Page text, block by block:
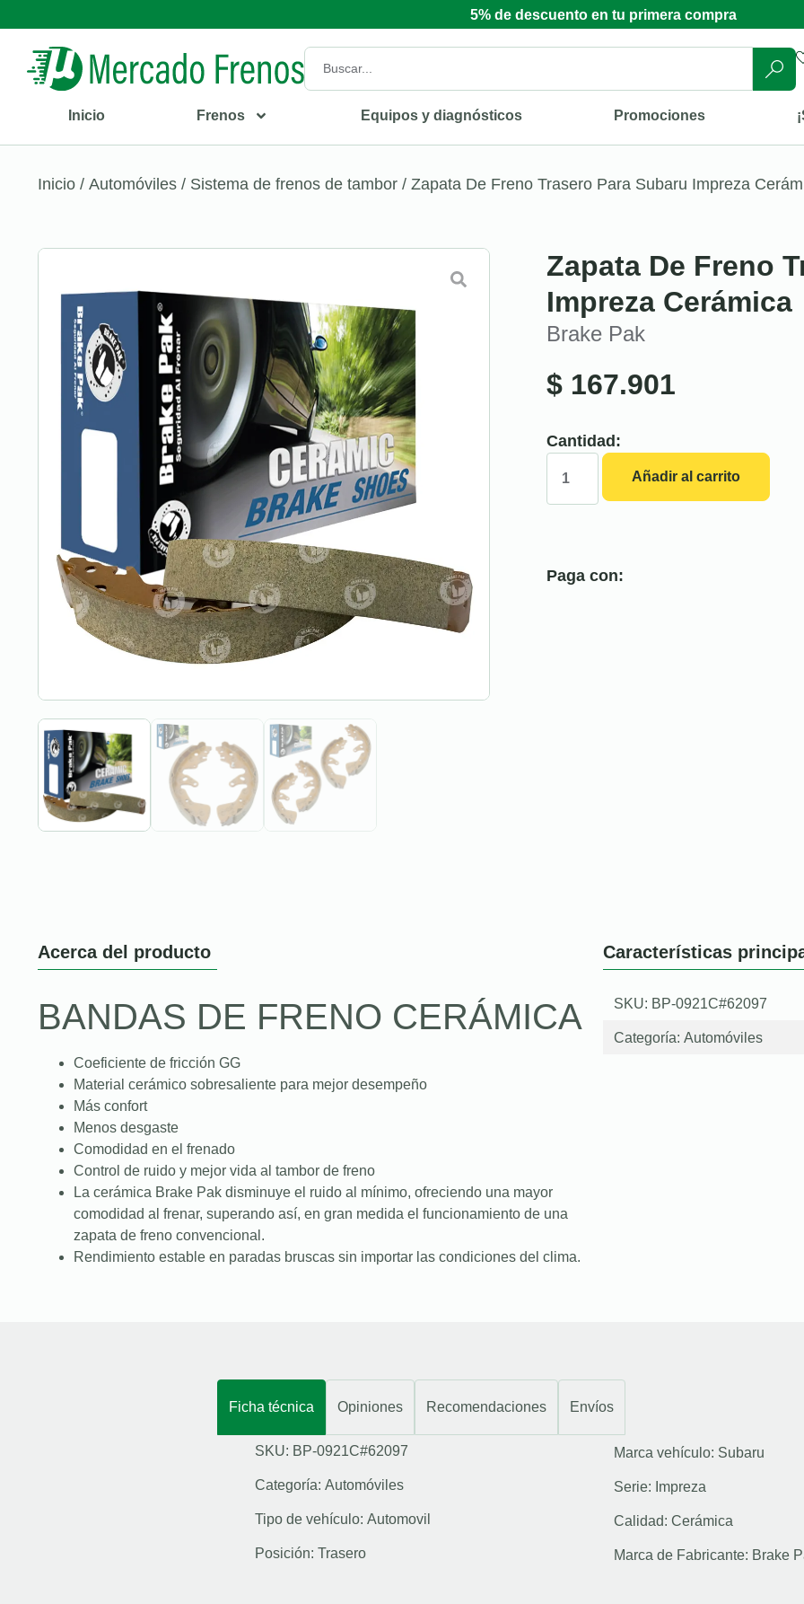
5% de descuento en tu primera compra
Inicio Frenos Equipos y diagnósticos Promociones
Inicio / Automóviles / Sistema de frenos de tambor / Zapata De Freno Trasero Para Subaru Impreza
Zapata De Freno
Impreza Cerámica
Brake Pak
$ 167.901
Cantidad:
Añadir al carrito
Paga con:
Acerca del producto
BANDAS DE FRENO CERÁMICA
Coeficiente de fricción GG
Material cerámico sobresaliente para mejor desempeño
Más confort
Menos desgaste
Comodidad en el frenado
Control de ruido y mejor vida al tambor de freno
La cerámica Brake Pak disminuye el ruido al mínimo, ofreciendo una mayor
comodidad al frenar, superando así, en gran medida el funcionamiento de una
zapata de freno convencional.
Rendimiento estable en paradas bruscas sin importar las condiciones del clima.
Características
SKU: BP-0921C#62097
Categoría: Automóviles
Ficha técnica Opiniones Recomendaciones Envíos
SKU: BP-0921C#62097
Categoría: Automóviles
Tipo de vehículo: Automovil
Posición: Trasero
Marca vehículo: Subaru
Serie: Impreza
Calidad: Cerámica
Marca de Fabricante: Brake